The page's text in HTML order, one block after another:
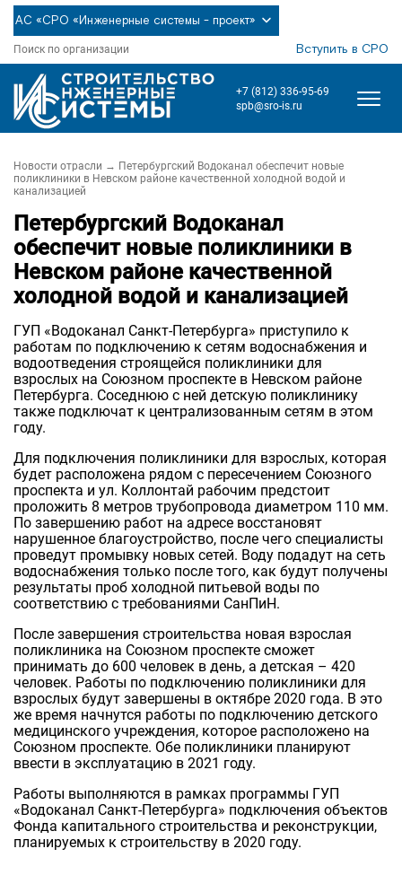
АС «СРО «Инженерные системы - проект»
Поиск по организации Вступить в СРО
+7 (812) 336-95-69
spb@sro-is.ru
Новости отрасли → Петербургский Водоканал обеспечит новые
поликлиники в Невском районе качественной холодной водой и
канализацией
Петербургский Водоканал
обеспечит новые поликлиники в
Невском районе качественной
холодной водой и канализацией
ГУП «Водоканал Санкт-Петербурга» приступило к
работам по подключению к сетям водоснабжения и
водоотведения строящейся поликлиники для
взрослых на Союзном проспекте в Невском районе
Петербурга. Соседнюю с ней детскую поликлинику
также подключат к централизованным сетям в этом
году.
Для подключения поликлиники для взрослых, которая
будет расположена рядом с пересечением Союзного
проспекта и ул. Коллонтай рабочим предстоит
проложить 8 метров трубопровода диаметром 110 мм.
По завершению работ на адресе восстановят
нарушенное благоустройство, после чего специалисты
проведут промывку новых сетей. Воду подадут на сеть
водоснабжения только после того, как будут получены
результаты проб холодной питьевой воды по
соответствию с требованиями СанПиН.
После завершения строительства новая взрослая
поликлиника на Союзном проспекте сможет
принимать до 600 человек в день, а детская – 420
человек. Работы по подключению поликлиники для
взрослых будут завершены в октябре 2020 года. В это
же время начнутся работы по подключению детского
медицинского учреждения, которое расположено на
Союзном проспекте. Обе поликлиники планируют
ввести в эксплуатацию в 2021 году.
Работы выполняются в рамках программы ГУП
«Водоканал Санкт-Петербурга» подключения объектов
Фонда капитального строительства и реконструкции,
планируемых к строительству в 2020 году.